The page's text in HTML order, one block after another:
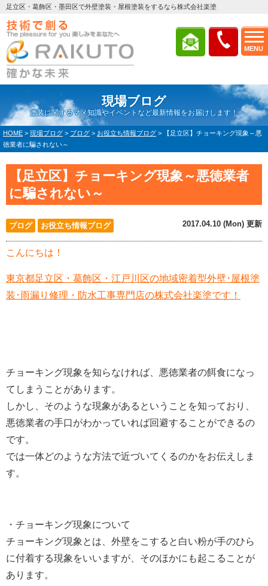
MENU
足立区・葛飾区・墨田区で外壁塗装・屋根塗装をするなら株式会社楽塗
現場ブログ
塗装に関するマメ知識やイベントなど最新情報をお届けします！
HOME > 現場ブログ > ブログ > お役立ち情報ブログ >
【足立区】チョーキング現象～悪
徳業者に騙されない～
【足立区】チョーキング現象～悪徳業者
に騙されない～
ブログ お役立ち情報ブログ 2017.04.10 (Mon) 更新
こんにちは！
東京都足立区・葛飾区・江戸川区の地域密着型外壁･屋根塗
装･雨漏り修理・防水工事専門店の株式会社楽塗です！
チョーキング現象を知らなければ、悪徳業者の餌食になっ
てしまうことがあります。
しかし、そのような現象があるということを知っており、
悪徳業者の手口がわかっていれば回避することができるの
です。
では一体どのような方法で近づいてくるのかをお伝えしま
す。
・チョーキング現象について
チョーキング現象とは、外壁をこすると白い粉が手のひら
に付着する現象をいいますが、そのほかにも起こることが
あります。